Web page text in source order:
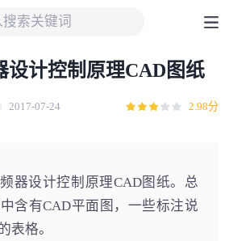
设计控制原理CAD图纸
2017-07-24 2.98分
器设计控制原理CAD图纸。总
含有CAD平面图，一些标注说
表格。